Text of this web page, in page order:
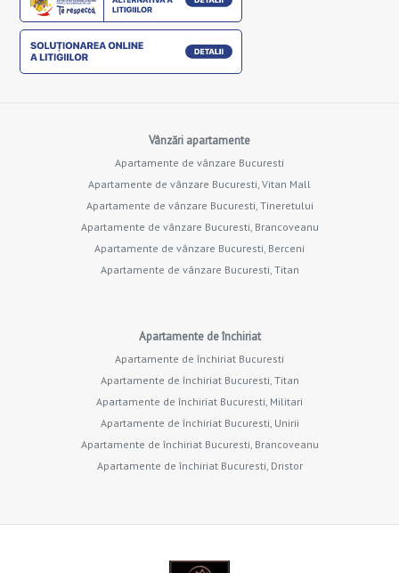
Vânzări apartamente
Apartamente de vânzare Bucuresti
Apartamente de vânzare Bucuresti, Vitan Mall
Apartamente de vânzare Bucuresti, Tineretului
Apartamente de vânzare Bucuresti, Brancoveanu
Apartamente de vânzare Bucuresti, Berceni
Apartamente de vânzare Bucuresti, Titan
Apartamente de închiriat
Apartamente de închiriat Bucuresti
Apartamente de închiriat Bucuresti, Titan
Apartamente de închiriat Bucuresti, Militari
Apartamente de închiriat Bucuresti, Unirii
Apartamente de închiriat Bucuresti, Brancoveanu
Apartamente de închiriat Bucuresti, Dristor